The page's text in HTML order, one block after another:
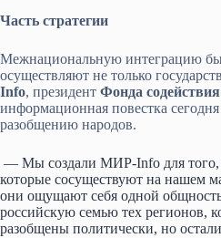
Часть стратегии
Межнациональную интеграцию
осуществляют не только
Info, президент Фонда
информационная повестка
разобщению народов.
— Мы создали МИР-Info для того,
которые сосуществуют на нашем
они ощущают себя одной
российскую семью тех регионов,
разобщены политически, но